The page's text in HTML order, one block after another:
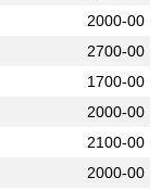
2000-00
2700-00
1700-00
2000-00
2100-00
2000-00